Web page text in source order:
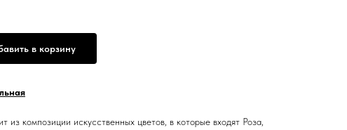
в корзину
из композиции искусственных цветов, в которые входят Роза,